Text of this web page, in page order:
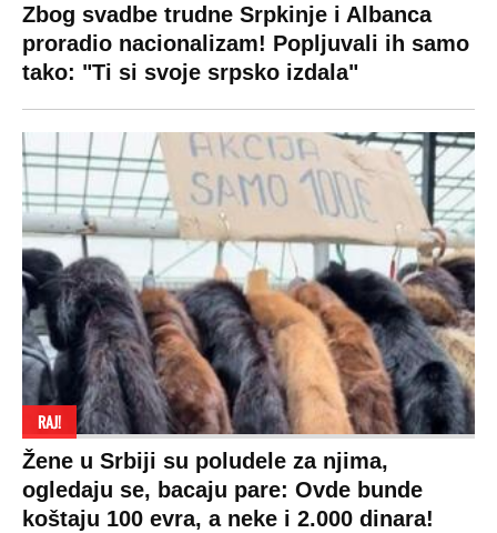
Zbog svadbe trudne Srpkinje i Albanca
proradio nacionalizam! Popljuvali ih samo
tako: "Ti si svoje srpsko izdala"
RAJ!
Žene u Srbiji su poludele za njima,
ogledaju se, bacaju pare: Ovde bunde
koštaju 100 evra, a neke i 2.000 dinara!